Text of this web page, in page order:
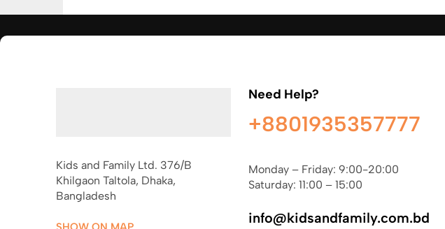
Kids and Family Ltd. 376/B
Khilgaon Taltola, Dhaka,
Bangladesh
Need Help?
+8801935357777
Monday – Friday: 9:00-20:00
Saturday: 11:00 – 15:00
info@kidsandfamily.com.bd